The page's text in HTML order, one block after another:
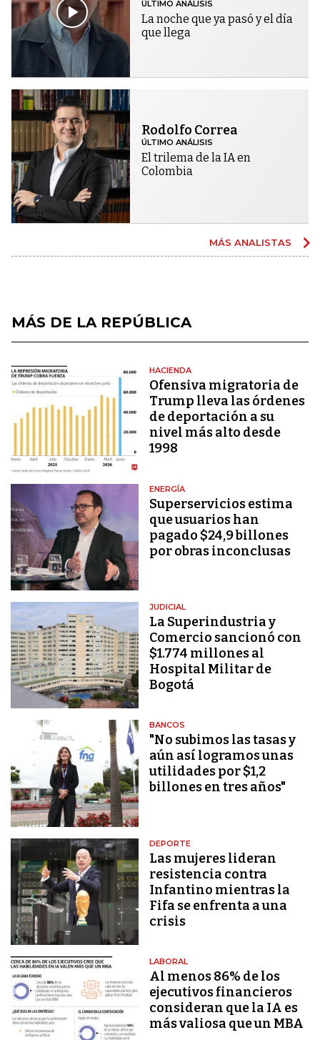
ÚLTIMO ANÁLISIS
La noche que ya pasó y el día
que llega
Rodolfo Correa
ÚLTIMO ANÁLISIS
El trilema de la IA en
Colombia
MÁS ANALISTAS
MÁS DE LA REPÚBLICA
HACIENDA
Ofensiva migratoria de
Trump lleva las órdenes
de deportación a su
nivel más alto desde
1998
ENERGÍA
Superservicios estima
que usuarios han
pagado $24,9 billones
por obras inconclusas
JUDICIAL
La Superindustria y
Comercio sancionó con
$1.774 millones al
Hospital Militar de
Bogotá
BANCOS
"No subimos las tasas y
aún así logramos unas
utilidades por $1,2
billones en tres años"
DEPORTE
Las mujeres lideran
resistencia contra
Infantino mientras la
Fifa se enfrenta a una
crisis
LABORAL
Al menos 86% de los
ejecutivos financieros
consideran que la IA es
más valiosa que un MBA